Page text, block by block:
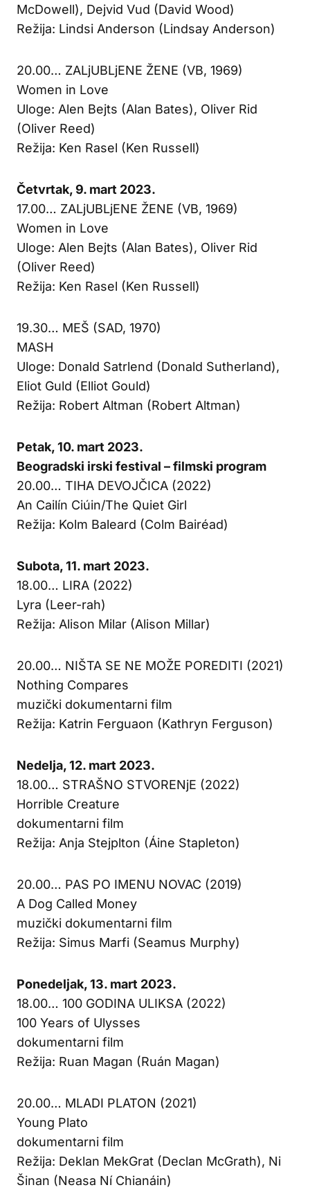
McDowell), Dejvid Vud (David Wood)
Režija: Lindsi Anderson (Lindsay Anderson)
20.00… ZALjUBLjENE ŽENE (VB, 1969)
Women in Love
Uloge: Alen Bejts (Alan Bates), Oliver Rid
(Oliver Reed)
Režija: Ken Rasel (Ken Russell)
Četvrtak, 9. mart 2023.
17.00… ZALjUBLjENE ŽENE (VB, 1969)
Women in Love
Uloge: Alen Bejts (Alan Bates), Oliver Rid
(Oliver Reed)
Režija: Ken Rasel (Ken Russell)
19.30… MEŠ (SAD, 1970)
MASH
Uloge: Donald Satrlend (Donald Sutherland),
Eliot Guld (Elliot Gould)
Režija: Robert Altman (Robert Altman)
Petak, 10. mart 2023.
Beogradski irski festival – filmski program
20.00… TIHA DEVOJČICA (2022)
An Cailín Ciúin/The Quiet Girl
Režija: Kolm Baleard (Colm Bairéad)
Subota, 11. mart 2023.
18.00… LIRA (2022)
Lyra (Leer-rah)
Režija: Alison Milar (Alison Millar)
20.00… NIŠTA SE NE MOŽE POREDITI (2021)
Nothing Compares
muzički dokumentarni film
Režija: Katrin Ferguaon (Kathryn Ferguson)
Nedelja, 12. mart 2023.
18.00… STRAŠNO STVORENjE (2022)
Horrible Creature
dokumentarni film
Režija: Anja Stejplton (Áine Stapleton)
20.00… PAS PO IMENU NOVAC (2019)
A Dog Called Money
muzički dokumentarni film
Režija: Simus Marfi (Seamus Murphy)
Ponedeljak, 13. mart 2023.
18.00… 100 GODINA ULIKSA (2022)
100 Years of Ulysses
dokumentarni film
Režija: Ruan Magan (Ruán Magan)
20.00… MLADI PLATON (2021)
Young Plato
dokumentarni film
Režija: Deklan MekGrat (Declan McGrath), Ni
Šinan (Neasa Ní Chianáin)